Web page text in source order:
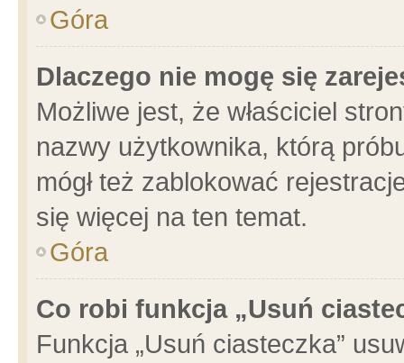
Góra
Dlaczego nie mogę się
Możliwe jest, że właściciel
nazwy użytkownika, którą
mógł też zablokować
się więcej na ten temat.
Góra
Co robi funkcja „Usuń
Funkcja „Usuń ciasteczka”